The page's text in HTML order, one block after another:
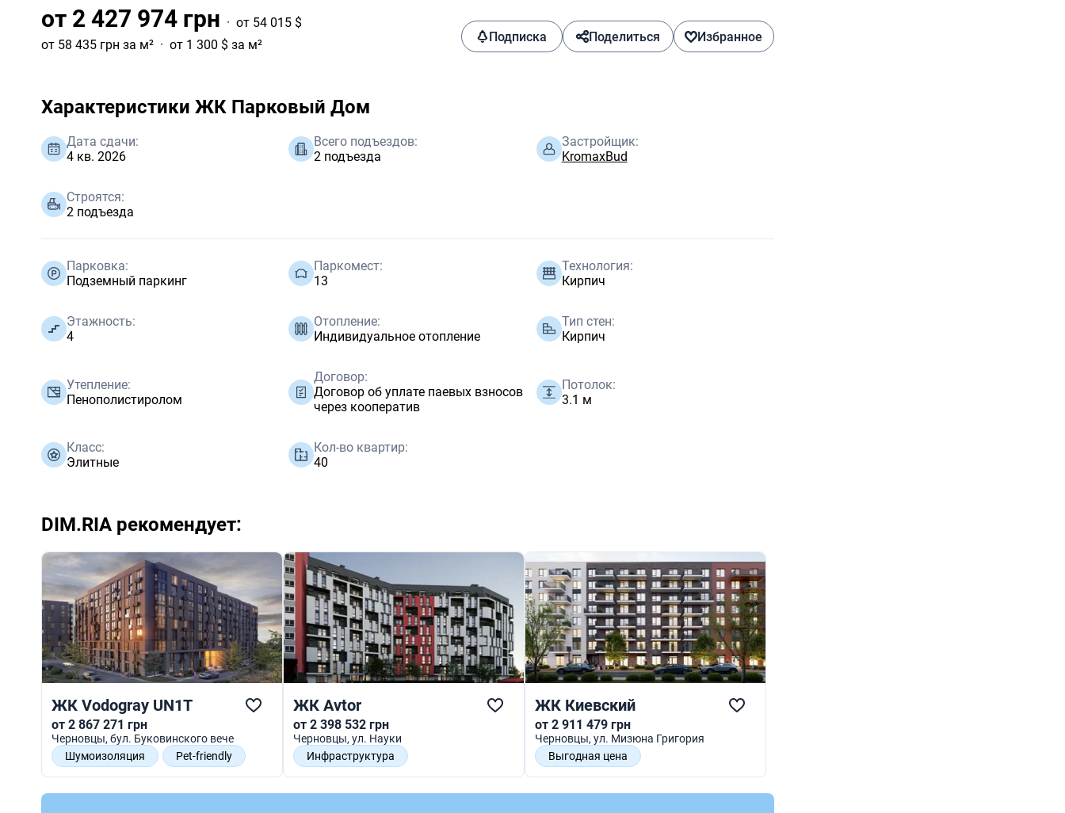
от 2 427 974 грн
от 54 015 $
от 58 435 грн за м²
от 1 300 $ за м²
Подписка Поделиться Избранное
Характеристики ЖК Парковый Дом
Дата сдачи:
4 кв. 2026
Всего подъездов:
2 подъезда
Застройщик:
KromaxBud
Строятся:
2 подъезда
Парковка:
Подземный паркинг
Паркомест:
13
Технология:
Кирпич
Этажность:
4
Отопление:
Индивидуальное отопление
Тип стен:
Кирпич
Утепление:
Пенополистиролом
Договор:
Договор об уплате паевых взносов
через кооператив
Потолок:
3.1 м
Класс:
Элитные
Кол-во квартир:
40
DIM.RIA рекомендует:
ЖК Vodogray UN1T
от 2 867 271 грн
Черновцы, бул. Буковинского вече
Шумоизоляция
Pet-friendly
Двор без авто
Инклюзивность
ЖК Avtor
от 2 398 532 грн
Черновцы, ул. Науки
Инфраструктура
Функциональность
ЖК Киевский
от 2 911 479 грн
Черновцы, ул. Мизюна Григория
Выгодная цена
Закрытая территория